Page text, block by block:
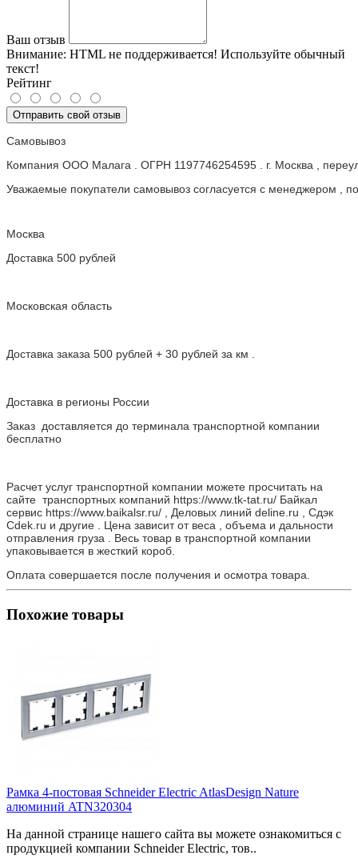
Ваш отзыв
Внимание: HTML не поддерживается! Используйте обычный
текст!
Рейтинг
Отправить свой отзыв
Самовывоз
Компания ООО Малага . ОГРН 1197746254595 . г. Москва ,
Уважаемые покупатели самовывоз согласуется с менеджером ,
Москва
Доставка 500 рублей
Московская область
Доставка заказа 500 рублей + 30 рублей за км .
Доставка в регионы России
Заказ доставляется до терминала транспортной компании
бесплатно
Расчет услуг транспортной компании можете просчитать на
сайте транспортных компаний https://www.tk-tat.ru/ Байкал
сервис https://www.baikalsr.ru/ , Деловых линий deline.ru , Сдэк
Cdek.ru и другие . Цена зависит от веса , объема и дальности
отправления груза . Весь товар в транспортной компании
упаковывается в жесткий короб.
Оплата совершается после получения и осмотра товара.
Похожие товары
Рамка 4-постовая Schneider Electric AtlasDesign Nature
алюминий ATN320304
На данной странице нашего сайта вы можете ознакомиться с
продукцией компании Schneider Electric, тов..